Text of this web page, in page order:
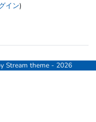
イン)
Stream theme - 2026